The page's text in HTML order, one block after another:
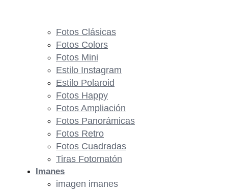
Fotos Clásicas
Fotos Colors
Fotos Mini
Estilo Instagram
Estilo Polaroid
Fotos Happy
Fotos Ampliación
Fotos Panorámicas
Fotos Retro
Fotos Cuadradas
Tiras Fotomatón
Imanes
imagen imanes